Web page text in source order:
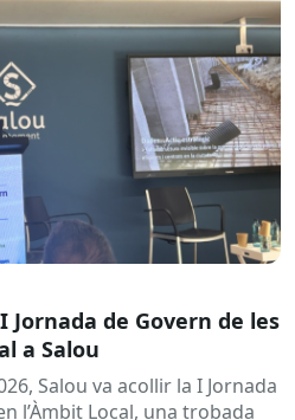
Jornada de Govern de les
a Salou
Salou va acollir la I Jornada
l’Àmbit Local, una trobada